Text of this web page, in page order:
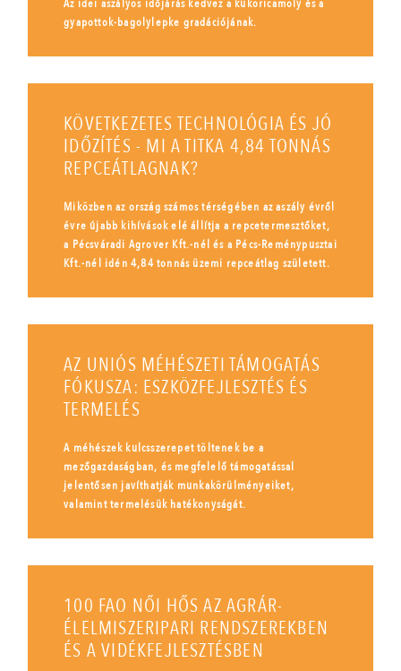
Az idei aszályos időjárás kedvez a kukoricamoly és a
gyapottok-bagolylepke gradációjának.
KÖVETKEZETES TECHNOLÓGIA ÉS JÓ
IDŐZÍTÉS - MI A TITKA 4,84 TONNÁS
REPCEÁTLAGNAK?
Miközben az ország számos térségében az aszály évről
évre újabb kihívások elé állítja a repcetermesztőket,
a Pécsváradi Agrover Kft.-nél és a Pécs-Reménypusztai
Kft.-nél idén 4,84 tonnás üzemi repceátlag született.
AZ UNIÓS MÉHÉSZETI TÁMOGATÁS
FÓKUSZA: ESZKÖZFEJLESZTÉS ÉS
TERMELÉS
A méhészek kulcsszerepet töltenek be a
mezőgazdaságban, és megfelelő támogatással
jelentősen javíthatják munkakörülményeiket,
valamint termelésük hatékonyságát.
100 FAO NŐI HŐS AZ AGRÁR-
ÉLELMISZERIPARI RENDSZEREKBEN
ÉS A VIDÉKFEJLESZTÉSBEN